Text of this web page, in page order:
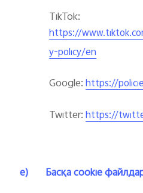
TikTok:
https://
y-policy/en
Google:https://
Twitter:https://
e)
Басқа cookie